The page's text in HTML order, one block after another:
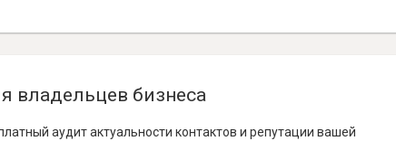
владельцев бизнеса
аудит актуальности контактов и репутации вашей